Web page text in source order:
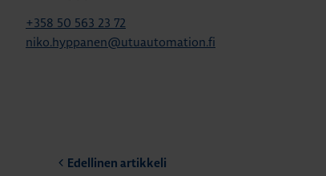
+358 50 563 23 72
niko.hyppanen@utuautomation.fi
Edellinen artikkeli